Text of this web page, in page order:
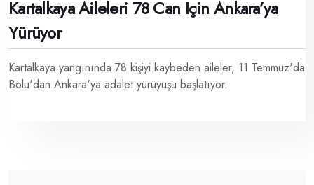
Kartalkaya Aileleri 78 Can Için Ankara’ya
Yürüyor
Kartalkaya yangınında 78 kişiyi kaybeden aileler, 11 Temmuz'da
Bolu'dan Ankara'ya adalet yürüyüşü başlatıyor.